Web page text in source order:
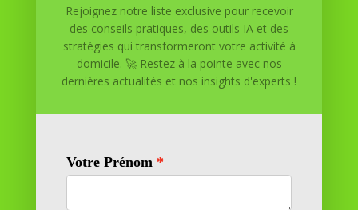
Réussite à Domicile est votre partenaire de confiance
pour atteindre vos objectifs depuis le confort de votre
maison. Nous offrons des solutions personnalisées pour
vous aider à réussir.
Rejoignez notre liste exclusive pour recevoir
des conseils pratiques, des outils IA et des
stratégies qui transformeront votre activité à
domicile. 🚀 Restez à la pointe avec nos
dernières actualités et nos insights d'experts !